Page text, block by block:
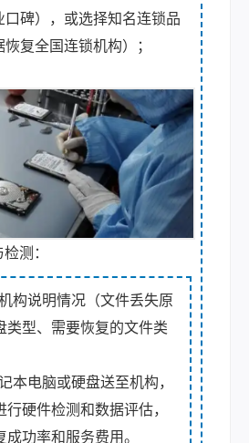
口碑），或选择知名连锁品
复全国连锁机构）；
测：
构说明情况（文件丢失原
类型、需要恢复的文件类
本电脑或硬盘送至机构，
行硬件检测和数据评估，
成功率和服务费用。